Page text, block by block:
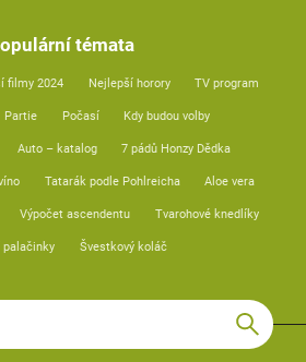
témata
filmy 2024 Nejlepší horory TV program
Partie Počasí Kdy budou volby
Auto – katalog 7 pádů Honzy Dědka
Tatarák podle Pohlreicha Aloe vera
Výpočet ascendentu Tvarohové knedlíky
palačinky Švestkový koláč